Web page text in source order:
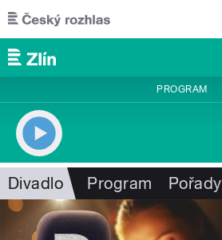
Přejít k hlavnímu obsahu
PROGRAM
Divadlo Program Pořady